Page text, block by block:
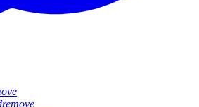
remove